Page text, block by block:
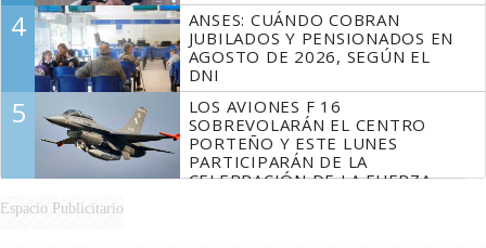
4
ANSES: CUÁNDO COBRAN
JUBILADOS Y PENSIONADOS EN
AGOSTO DE 2026, SEGÚN EL
DNI
5
LOS AVIONES F 16
SOBREVOLARÁN EL CENTRO
PORTEÑO Y ESTE LUNES
PARTICIPARÁN DE LA
CELEBRACIÓN DE LA FUERZA
Espacio Publicitario